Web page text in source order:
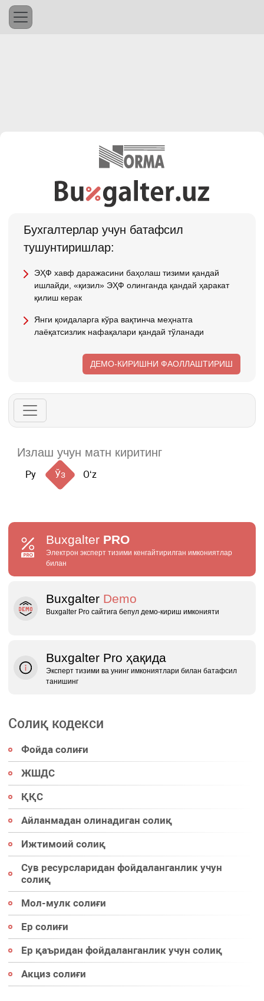
Бухгалтерлар учун батафсил
тушунтиришлар:
ЭҲФ хавф даражасини баҳолаш тизими қандай
ишлайди, «қизил» ЭҲФ олинганда қандай ҳаракат
қилиш керак
Янги қоидаларга кўра вақтинча меҳнатга
лаёқатсизлик нафақалари қандай тўланади
ДЕМО-КИРИШНИ ФАОЛЛАШТИРИШ
Ру Ўз Oʻz
Buxgalter PRO
Электрон эксперт тизими кенгайтирилган имкониятлар
билан
Buxgalter Demo
Buxgalter Pro сайтига бепул демо‑кириш имконияти
Buxgalter Pro ҳақида
Эксперт тизими ва унинг имкониятлари билан батафсил
танишинг
Солиқ кодекси
Фойда солиғи
ЖШДС
ҚҚС
Айланмадан олинадиган солиқ
Ижтимоий солиқ
Сув ресурсларидан фойдаланганлик учун
солиқ
Мол-мулк солиғи
Ер солиғи
Ер қаъридан фойдаланганлик учун солиқ
Акциз солиғи